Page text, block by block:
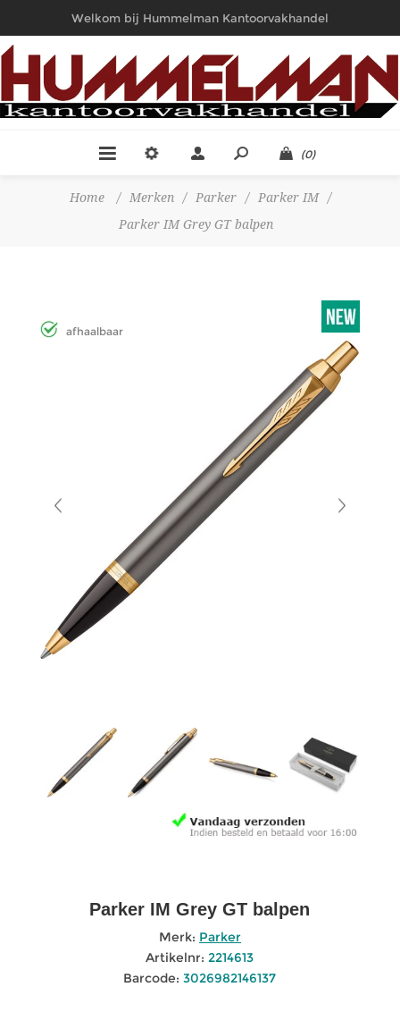
Welkom bij Hummelman Kantoorvakhandel
(0)
Home / Merken / Parker / Parker IM
/
Parker IM Grey GT balpen
afhaalbaar
Parker IM Grey GT balpen
Merk: Parker
Artikelnr: 2214613
Barcode: 3026982146137